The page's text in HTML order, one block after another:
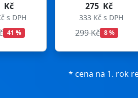
333 Kč s DPH
299 Kč
241 Kč s
535 Kč
* cena na 1. rok